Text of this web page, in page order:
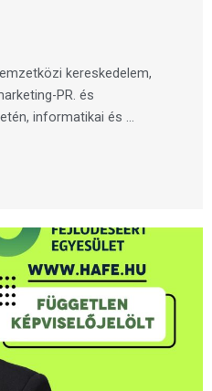
kereskedelem,
PR. és
informatikai és ...